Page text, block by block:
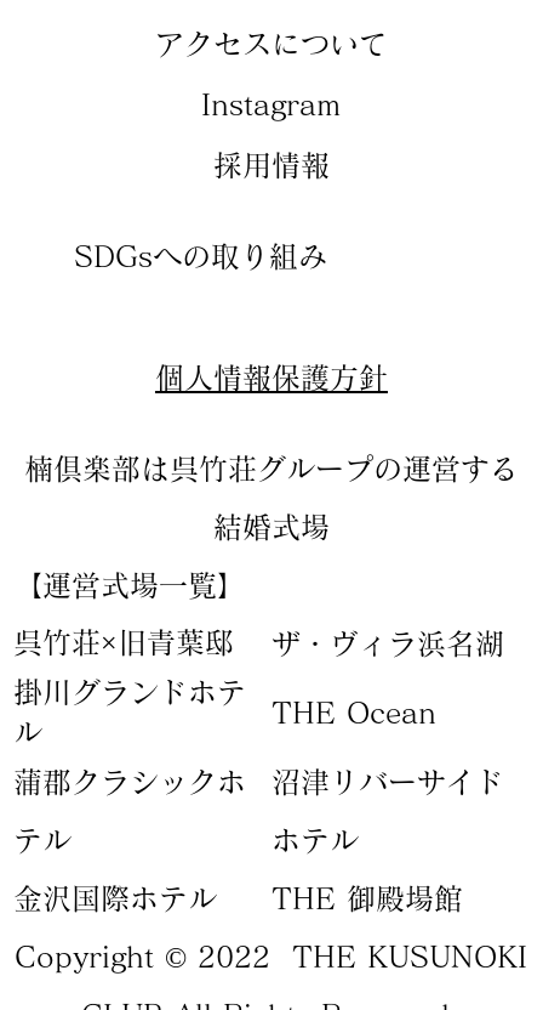
アクセスについて
​Instagram
​個人情報保護方針
SDGsへの取り組み
​採用情報
Copyright © 2022 THE KUSUNOKI
【運営式場一覧】
​呉竹荘×旧青葉邸
ザ・ヴィラ浜名湖
​掛川グランドホテ
ル
​THE Ocean
蒲郡クラシックホ
テル
​沼津リバーサイド
ホテル
​金沢国際ホテル
​THE 御殿場館
楠倶楽部は呉竹荘グループの運営する
結婚式場